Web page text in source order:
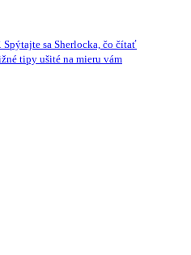
Spýtajte sa Sherlocka, čo čítať
tipy ušité na mieru vám